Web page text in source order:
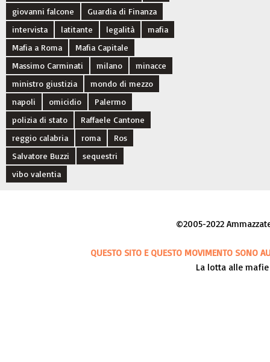
giovanni falcone
Guardia di Finanza
intervista
latitante legalità
mafia
Mafia a Roma
Mafia Capitale
Massimo Carminati
milano
minacce
ministro giustizia
mondo di mezzo
napoli
omicidio
Palermo
polizia di stato
Raffaele Cantone
reggio calabria
roma
Ros
Salvatore Buzzi
sequestri
vibo valentia
©2005-2022
QUESTO SITO E QUESTO MOVIMENTO SONO
La lotta alle